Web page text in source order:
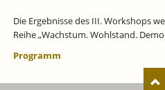
Die Ergebnisse des III. Workshops
Reihe „Wachstum. Wohlstand.
Programm